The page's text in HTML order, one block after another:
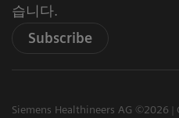
습니다.
Subscribe
Siemens Healthineers AG ©2026